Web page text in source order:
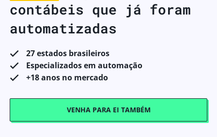
contábeis que já foram
automatizadas
27 estados brasileiros
Especializados em automação
+18 anos no mercado
VENHA PARA EI TAMBÉM